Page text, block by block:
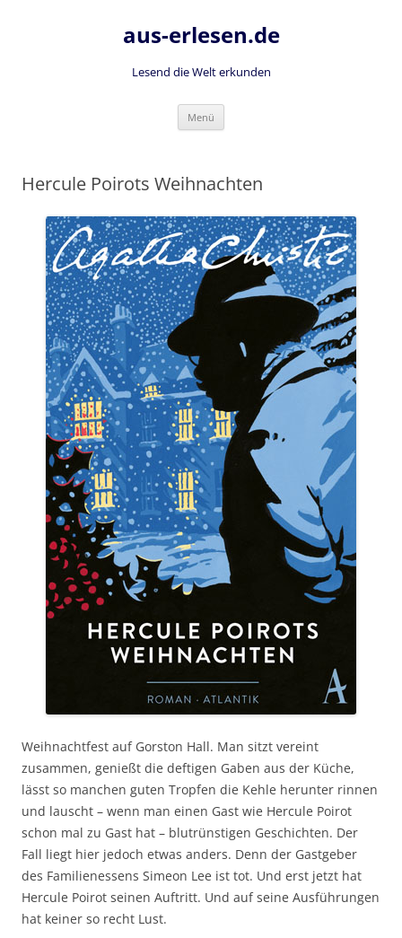
aus-erlesen.de
Lesend die Welt erkunden
Menü
Hercule Poirots Weihnachten
Weihnachtfest auf Gorston Hall. Man sitzt vereint
zusammen, genießt die deftigen Gaben aus der Küche,
lässt so manchen guten Tropfen die Kehle herunter rinnen
und lauscht – wenn man einen Gast wie Hercule Poirot
schon mal zu Gast hat – blutrünstigen Geschichten. Der
Fall liegt hier jedoch etwas anders. Denn der Gastgeber
des Familienessens Simeon Lee ist tot. Und erst jetzt hat
Hercule Poirot seinen Auftritt. Und auf seine Ausführungen
hat keiner so recht Lust.